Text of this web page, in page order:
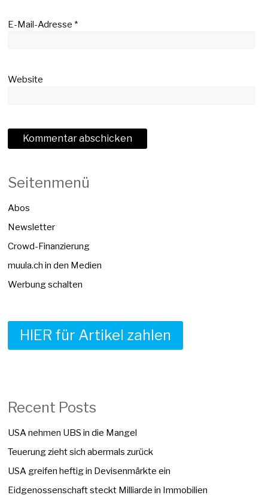
E-Mail-Adresse*
Website
Seitenmenü
Abos
Newsletter
Crowd-Finanzierung
muula.ch in den Medien
Werbung schalten
HIER für Artikel zahlen
Recent Posts
USA nehmen UBS in die Mangel
Teuerung zieht sich abermals zurück
USA greifen heftig in Devisenmärkte ein
Eidgenossenschaft steckt Milliarde in Immobilien